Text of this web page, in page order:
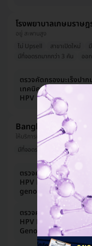
โรงพยาบาลเกษมราษ
อยู่ สะพานสูง
ไม่ Upsell
สาขาเปิดใหม่
มีที่จอดรถมากกว่า 3 คัน
ออ
ตรวจคัดกรองมะเร็งปา
เทคนิค LiquidPrep และ
HPV
Bangkok
ให้บริการที่ จตุจักร
มีที่จอดรถมากกว่า 3 คัน
ตรวจคัดกรองหาเชื้อ
HPV DNA Test by
genotypes) จัดส่งถึงบ้า
ตรวจคัดกรองหาเชื้อ
HPV DNA Test by
Genotypes) จัดส่งถึงบ้